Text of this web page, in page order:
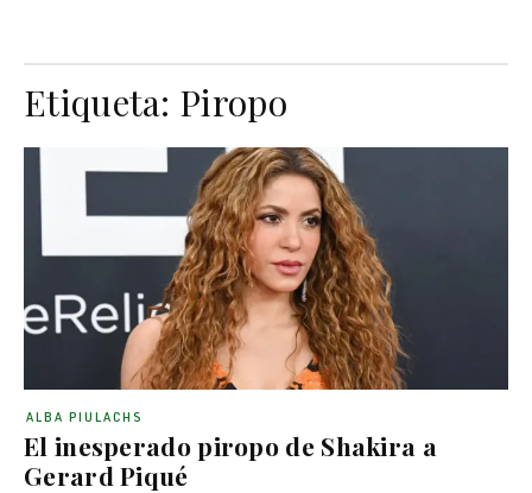
Etiqueta: Piropo
El inesperado piropo de Shakira a
Gerard Piqué
ALBA PIULACHS